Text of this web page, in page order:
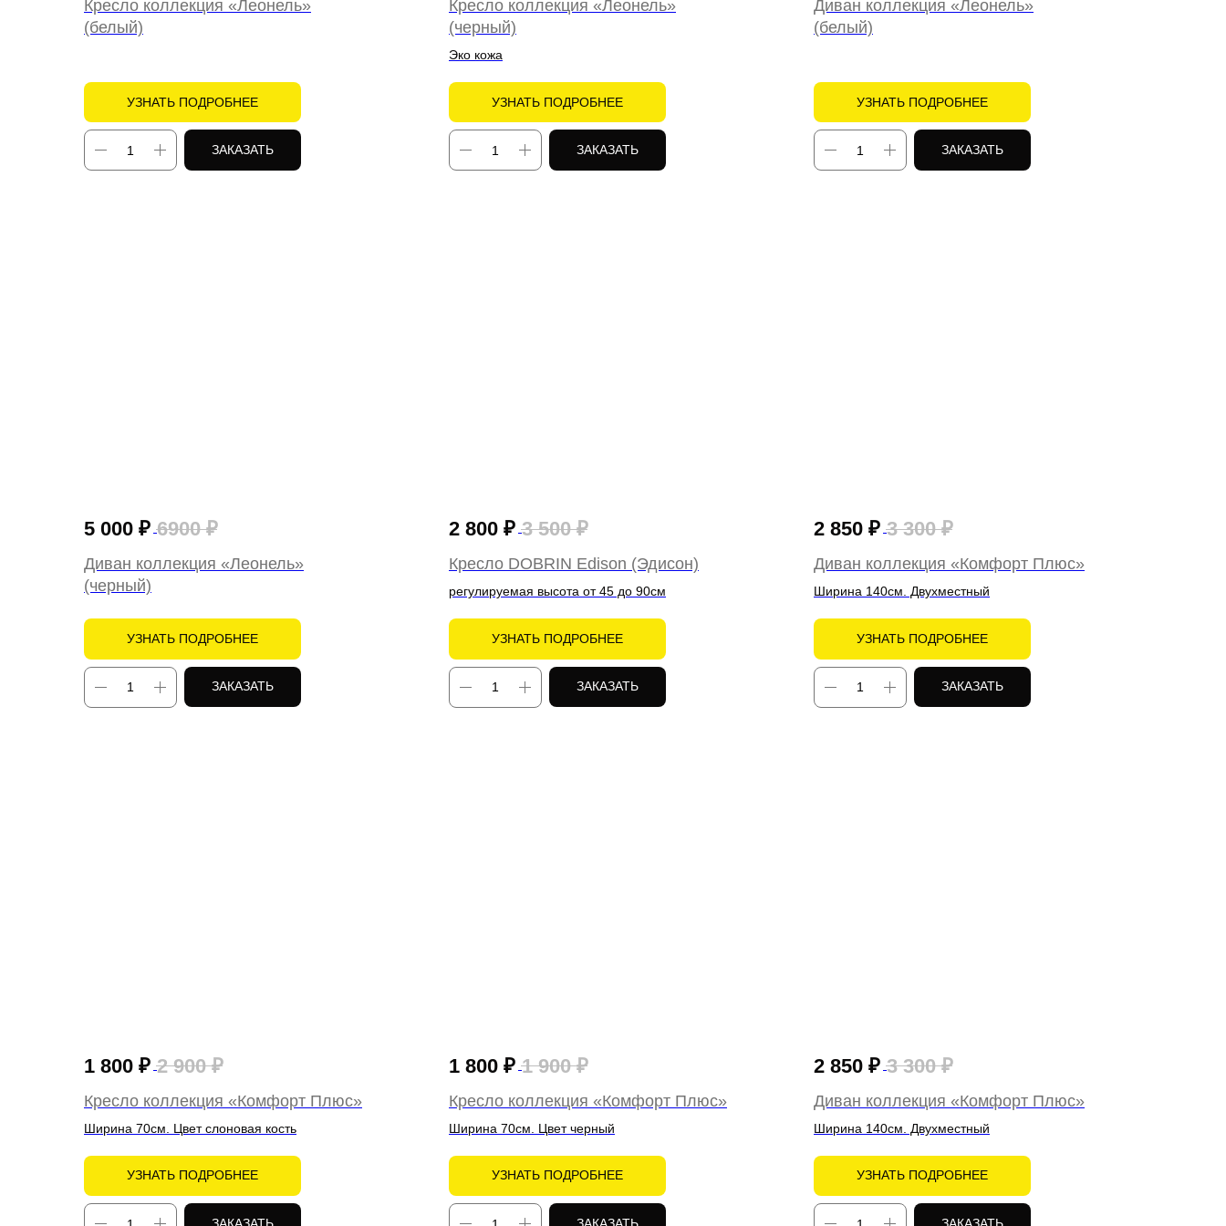
Кресло коллекция «Леонель»
(белый)
УЗНАТЬ ПОДРОБНЕЕ
ЗАКАЗАТЬ
Кресло коллекция «Леонель»
(черный)
Эко кожа
УЗНАТЬ ПОДРОБНЕЕ
ЗАКАЗАТЬ
Диван коллекция «Леонель»
(белый)
УЗНАТЬ ПОДРОБНЕЕ
ЗАКАЗАТЬ
5 000 ₽ 6900 ₽
Диван коллекция «Леонель»
(черный)
УЗНАТЬ ПОДРОБНЕЕ
ЗАКАЗАТЬ
2 800 ₽ 3 500 ₽
Кресло DOBRIN Edison (Эдисон)
регулируемая высота от 45 до 90см
УЗНАТЬ ПОДРОБНЕЕ
ЗАКАЗАТЬ
2 850 ₽ 3 300 ₽
Диван коллекция «Комфорт Плюс»
Ширина 140см. Двухместный
УЗНАТЬ ПОДРОБНЕЕ
ЗАКАЗАТЬ
1 800 ₽ 2 900 ₽
Кресло коллекция «Комфорт Плюс»
Ширина 70см. Цвет слоновая кость
УЗНАТЬ ПОДРОБНЕЕ
1 800 ₽ 1 900 ₽
Кресло коллекция «Комфорт Плюс»
Ширина 70см. Цвет черный
УЗНАТЬ ПОДРОБНЕЕ
2 850 ₽ 3 300 ₽
Диван коллекция «Комфорт Плюс»
Ширина 140см. Двухместный
УЗНАТЬ ПОДРОБНЕЕ